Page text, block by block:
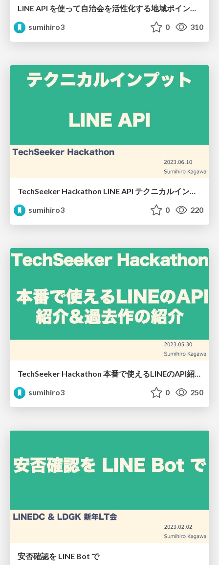
LINE API を使って自治会を活性化する地域ポイントPFを開発した話
sumihiro3
0 310
sumihiro3
0 220
TechSeeker Hackathon 本番で使えるLINEのAPI紹介&過去作の紹介
sumihiro3
0 250
安否確認を LINE Bot で